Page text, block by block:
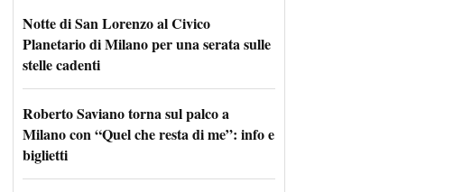
Notte di San Lorenzo al Civico
Planetario di Milano per una serata sulle
stelle cadenti
Roberto Saviano torna sul palco a
Milano con “Quel che resta di me”: info e
biglietti